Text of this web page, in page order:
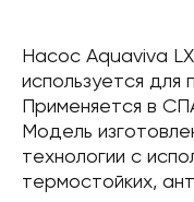
Насос Aquaviva
используется для
Применяется в
Модель
технологии с
термостойких,